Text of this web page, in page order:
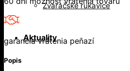
Zváračské rukavice
Aktuality
garancia vrátenia peňazí
Popis